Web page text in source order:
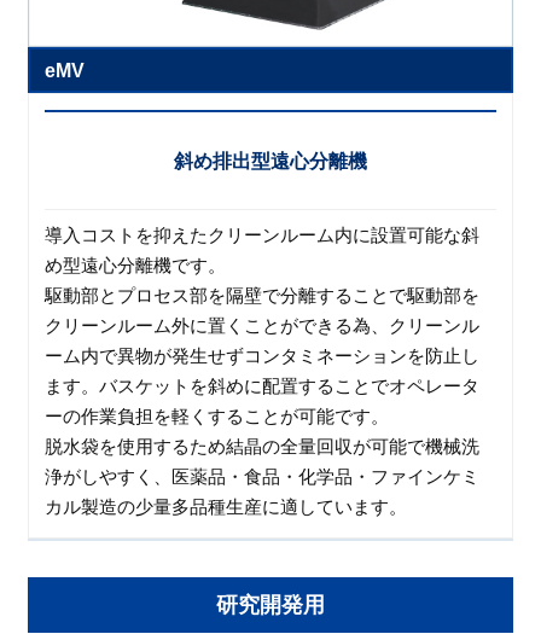
eMV
斜め排出型遠心分離機
導入コストを抑えたクリーンルーム内に設置可能な斜
め型遠心分離機です。
駆動部とプロセス部を隔壁で分離することで駆動部を
クリーンルーム外に置くことができる為、クリーンル
ーム内で異物が発生せずコンタミネーションを防止し
ます。バスケットを斜めに配置することでオペレータ
ーの作業負担を軽くすることが可能です。
脱水袋を使用するため結晶の全量回収が可能で機械洗
浄がしやすく、医薬品・食品・化学品・ファインケミ
カル製造の少量多品種生産に適しています。
研究開発用